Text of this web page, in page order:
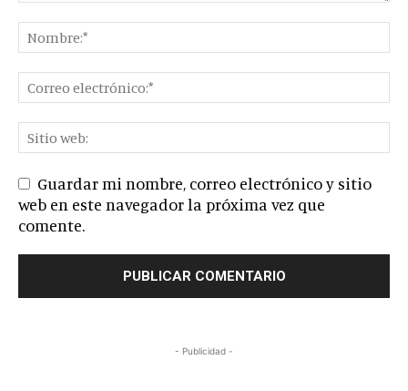
Guardar mi nombre, correo electrónico y sitio
web en este navegador la próxima vez que
comente.
- Publicidad -